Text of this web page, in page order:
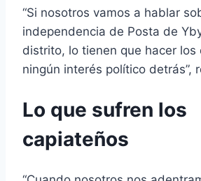
“Si nosotros vamos a hablar
independencia de Posta de
distrito, lo tienen que hacer los
ningún interés político detrás”,
Lo que sufren los
capiateños